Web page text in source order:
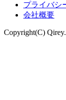
プライバシ
会社概要
Copyright(C)